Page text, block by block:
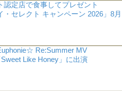
認定店で食事してプレゼント
・セレクト キャンペーン 2026」8月
Re:Summer MV
Like Honey」に出演